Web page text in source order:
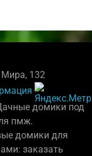
Мира, 132
домики под
пмж.
домики для
заказать